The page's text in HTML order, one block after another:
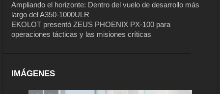
Ampliando el horizonte: Dentro del vuelo de desarrollo más
largo del A350-1000ULR
EKOLOT presentó ZEUS PHOENIX PX-100 para
operaciones tácticas y las misiones críticas
IMÁGENES